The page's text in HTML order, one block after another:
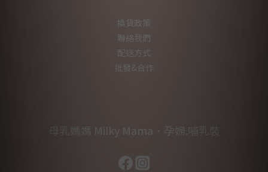
換貨政策
聯絡我們
配送方式
批發&合作
母乳媽媽 Milky Mama．孕婦.哺乳裝